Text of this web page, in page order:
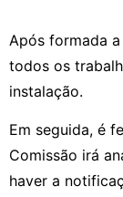
Após formada
todos os
instalação.
Em seguida, é
Comissão irá
haver a